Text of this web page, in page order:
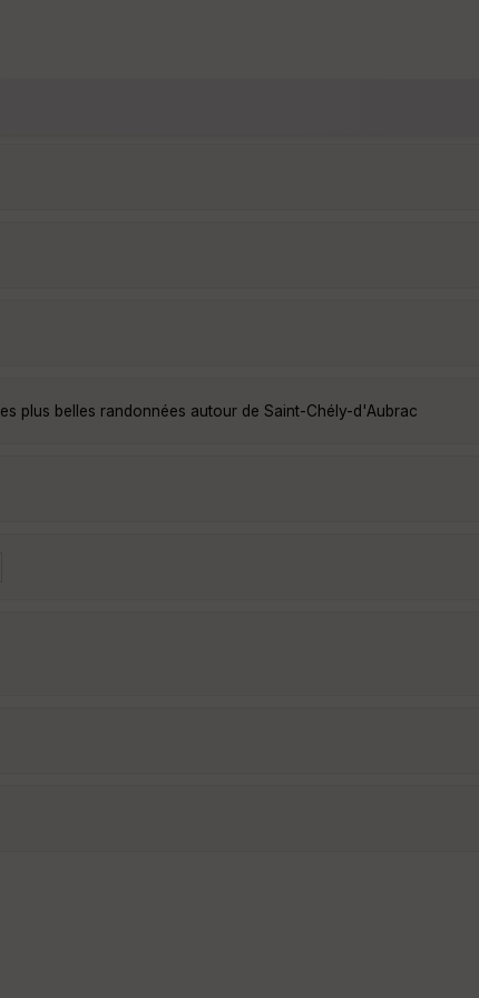
Les plus belles randonnées autour de Saint-Chély-d'Aubrac